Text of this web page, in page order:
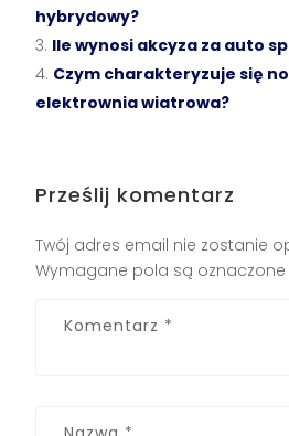
hybrydowy?
Ile wynosi akcyza za auto
Czym charakteryzuje się
elektrownia wiatrowa?
Prześlij komentarz
Twój adres email nie zostanie
Wymagane pola są oznaczone